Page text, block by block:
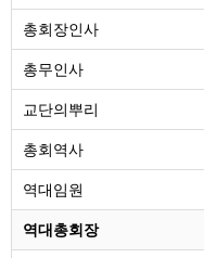
총회장인사
총무인사
교단의뿌리
총회역사
역대임원
역대총회장